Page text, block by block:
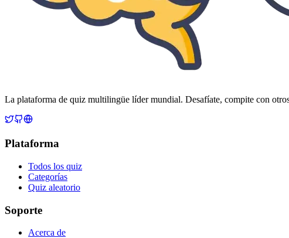
La plataforma de quiz multilingüe líder mundial. Desafíate, compite con
Plataforma
Todos los quiz
Categorías
Quiz aleatorio
Soporte
Acerca de